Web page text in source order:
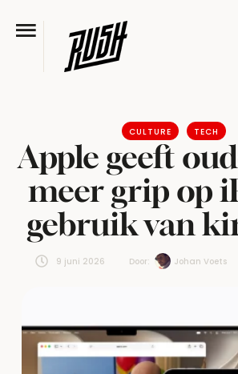
CULTURE TECH
Apple geeft
meer grip op
gebruik van
9 juni 2026 Door: Johan Voets